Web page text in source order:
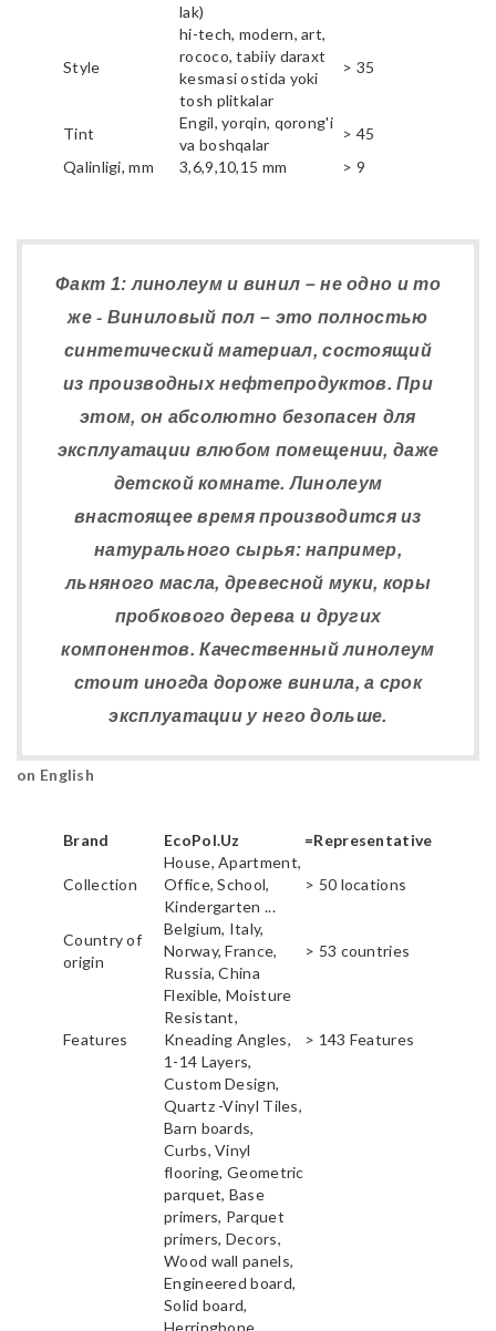
lak)
Style
hi-tech, modern, art,
rococo, tabiiy daraxt
kesmasi ostida yoki
tosh plitkalar
> 35
Tint
Engil, yorqin, qorong'i
va boshqalar
> 45
Qalinligi, mm
3,6,9,10,15 mm > 9
Факт 1: линолеум и винил – не одно и то
же - Виниловый пол – это полностью
синтетический материал, состоящий
из производных нефтепродуктов. При
этом, он абсолютно безопасен для
эксплуатации влюбом помещении, даже
детской комнате. Линолеум
внастоящее время производится из
натурального сырья: например,
льняного масла, древесной муки, коры
пробкового дерева и других
компонентов. Качественный линолеум
стоит иногда дороже винила, а срок
эксплуатации у него дольше.
on English
Brand EcoPol.Uz =Representative
Collection
House, Apartment,
Office, School,
Kindergarten ...
> 50 locations
Country of
origin
Belgium, Italy,
Norway, France,
Russia, China
> 53 countries
Features
Flexible, Moisture
Resistant,
Kneading Angles,
1-14 Layers,
Custom Design,
> 143 Features
Quartz -Vinyl Tiles,
Barn boards,
Curbs, Vinyl
flooring, Geometric
parquet, Base
primers, Parquet
primers, Decors,
Wood wall panels,
Engineered board,
Solid board,